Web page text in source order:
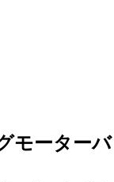
モーターバ